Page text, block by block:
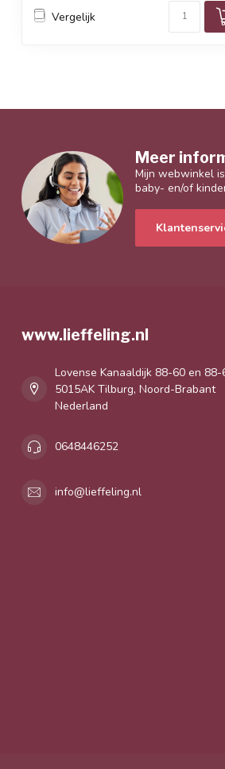
Vergelijk
Meer
Mijn webwinkel
baby- en/of
www.lieffeling.nl
Lovense Kanaaldijk 88-60 en 88-
5015AK Tilburg, Noord-Brabant
Nederland
0648446252
info@lieffeling.nl